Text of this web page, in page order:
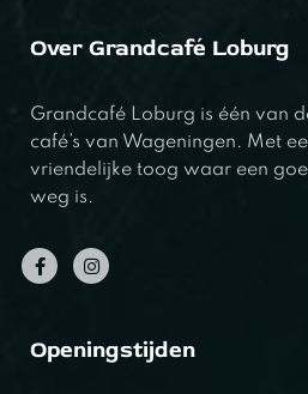
Over Grandcafé Loburg
Grandcafé Loburg is één van
café’s van Wageningen. Met
vriendelijke toog waar een
weg is.
Openingstijden